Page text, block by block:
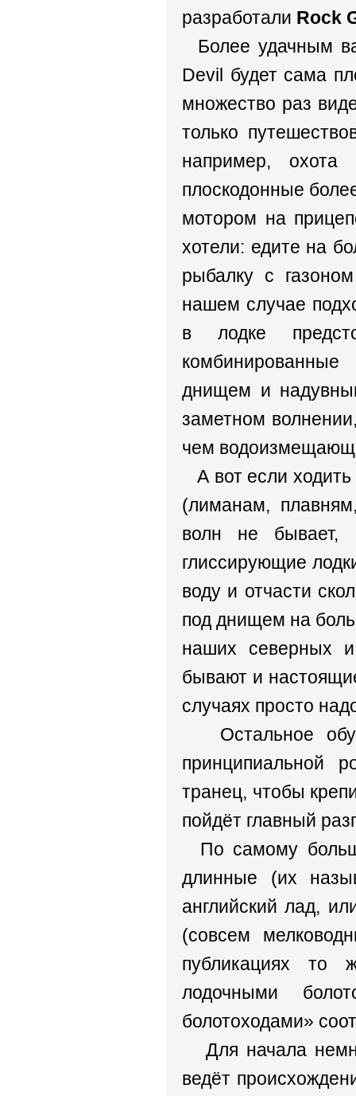
разработали Rock
Более удачным
Devil будет сама
множество раз
только
например, охота
плоскодонные
мотором на
хотели: едите на
рыбалку с
нашем случае
в лодке
днищем и
заметном
чем
А вот если
(лиманам,
волн не бывает,
глиссирующие
воду и отчасти
под днищем на
наших северных
бывают и
случаях просто
Остальное
принципиальной
транец, чтобы
пойдёт главный
По самому
длинные (их
английский лад,
(совсем
публикациях то
лодочными
болотоходами»
Для начала
ведёт